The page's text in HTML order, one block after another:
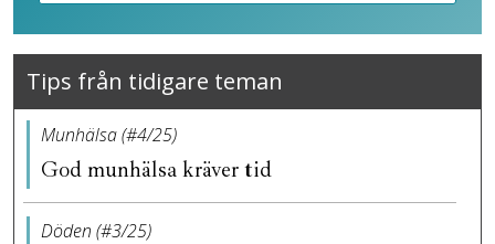
Tips från tidigare teman
Munhälsa (#4/25)
God munhälsa kräver tid
Döden (#3/25)